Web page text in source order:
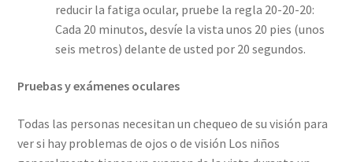
reducir la fatiga ocular, pruebe la regla 20-20-20:
Cada 20 minutos, desvíe la vista unos 20 pies (unos
seis metros) delante de usted por 20 segundos.
Pruebas y exámenes oculares
Todas las personas necesitan un chequeo de su visión para
ver si hay problemas de ojos o de visión Los niños